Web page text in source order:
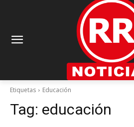
Etiquetas Educación
Tag: educación